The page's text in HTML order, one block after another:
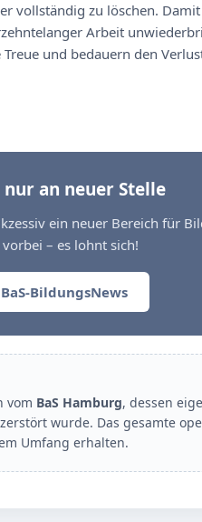
vollständig zu löschen.
Arbeit
und bedauern den
an neuer Stelle
ein neuer Bereich für
vorbei – es lohnt sich!
BildungsNews
vom BaS Hamburg, dessen
wurde. Das gesamte
Umfang erhalten.